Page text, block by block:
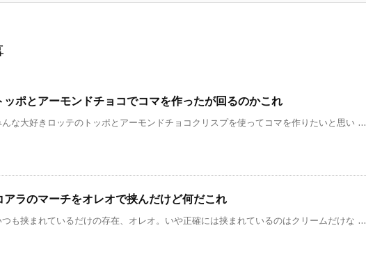
ッポとアーモンドチョコでコマを作ったが回るのかこれ
んな大好きロッテのトッポとアーモンドチョコクリスプを使ってコマを作りたいと思い ...
アラのマーチをオレオで挟んだけど何だこれ
つも挟まれているだけの存在、オレオ。いや正確には挟まれているのはクリームだけな ...